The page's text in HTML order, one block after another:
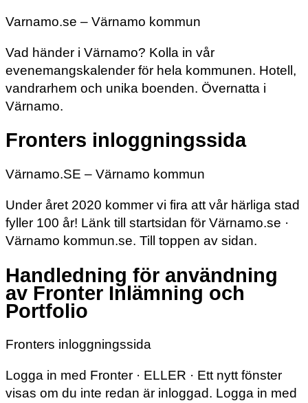
Varnamo.se – Värnamo kommun
Vad händer i Värnamo? Kolla in vår
evenemangskalender för hela kommunen. Hotell,
vandrarhem och unika boenden. Övernatta i
Värnamo.
Fronters inloggningssida
Värnamo.SE – Värnamo kommun
Under året 2020 kommer vi fira att vår härliga stad
fyller 100 år! Länk till startsidan för Värnamo.se ·
Värnamo kommun.se. Till toppen av sidan.
Handledning för användning
av Fronter Inlämning och
Portfolio
Fronters inloggningssida
Logga in med Fronter · ELLER · Ett nytt fönster
visas om du inte redan är inloggad. Logga in med